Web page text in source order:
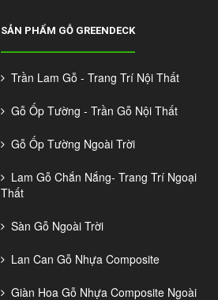
SẢN PHẨM GỖ GREENDECK
Trần Lam Gỗ - Trang Trí Nội Thất
Gỗ Ốp Tường - Trần Gỗ Nội Thất
Gỗ Ốp Tường Ngoài Trời
Lam Gỗ Chắn Nắng- Trang Trí Ngoại
Thất
Sàn Gỗ Ngoài Trời
Lan Can Gỗ Nhựa Composite
Giàn Hoa Gỗ Nhựa Composite Ngoài